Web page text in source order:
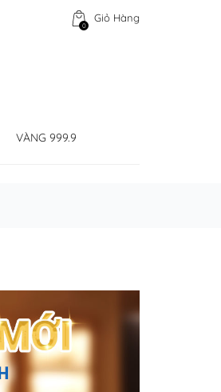
Giỏ Hàng
0
VÀNG 999.9